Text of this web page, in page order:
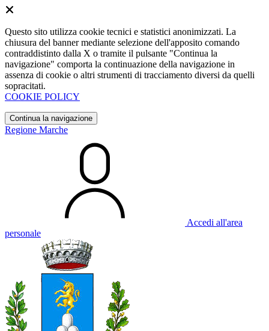
Questo sito utilizza cookie tecnici e statistici anonimizzati. La
chiusura del banner mediante selezione dell'apposito comando
contraddistinto dalla X o tramite il pulsante "Continua la
navigazione" comporta la continuazione della navigazione in
assenza di cookie o altri strumenti di tracciamento diversi da quelli
sopracitati.
COOKIE POLICY
Continua la navigazione
Regione Marche
Accedi all'area
personale